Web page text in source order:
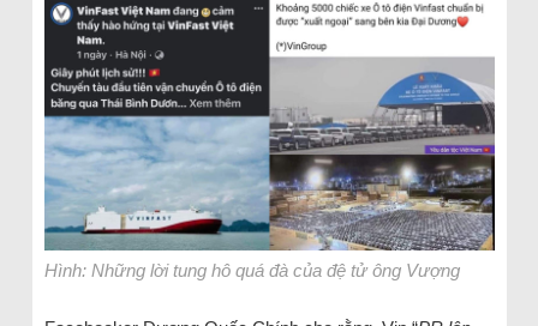
Hình: Những lời tung hô quá đà của đệ tử ông Vượng